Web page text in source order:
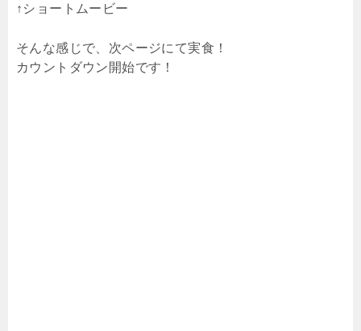
↑ショートムービー
そんな感じで、次ページにて実食！
カウントダウン開始です！